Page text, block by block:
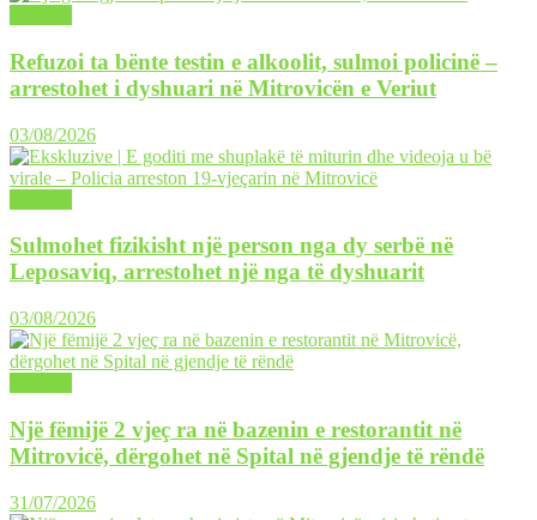
Refuzoi ta bënte testin e alkoolit, sulmoi policinë –
arrestohet i dyshuari në Mitrovicën e Veriut
03/08/2026
Sulmohet fizikisht një person nga dy serbë në
Leposaviq, arrestohet një nga të dyshuarit
03/08/2026
Një fëmijë 2 vjeç ra në bazenin e restorantit në
Mitrovicë, dërgohet në Spital në gjendje të rëndë
31/07/2026